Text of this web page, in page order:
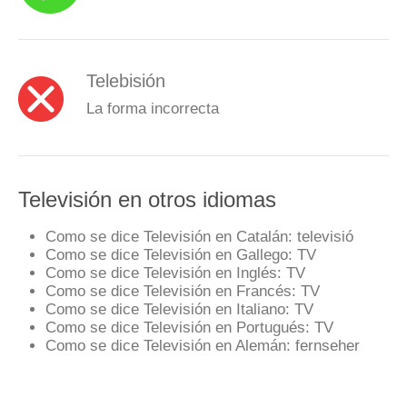
Telebisión
La forma incorrecta
Televisión en otros idiomas
Como se dice Televisión en Catalán: televisió
Como se dice Televisión en Gallego: TV
Como se dice Televisión en Inglés: TV
Como se dice Televisión en Francés: TV
Como se dice Televisión en Italiano: TV
Como se dice Televisión en Portugués: TV
Como se dice Televisión en Alemán: fernseher